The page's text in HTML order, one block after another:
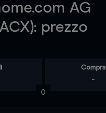
AG
prezzo
Compra
-
0